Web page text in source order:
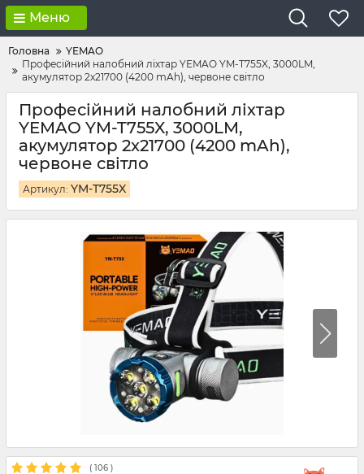
Меню
Головна
YEMAO
Професійний налобний ліхтар YEMAO YM-T755X, 3000LM,
акумулятор 2x21700 (4200 mAh), червоне світло
Професійний налобний ліхтар
YEMAO YM-T755X, 3000LM,
акумулятор 2x21700 (4200 mAh),
червоне світло
Артикул: YM-T755X
( 106 )